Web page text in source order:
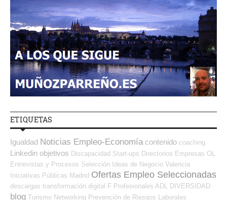
ETIQUETAS
Igualdad Noticias Empleo-Economía contenido coaching
Linkedin objetivos Discapacidad Start-ups Directorios Empresas OL
Entrevistas y Procesos Selección Ideas de Negocio Valencia
Iniciativas Públicas Madrid Ofertas Empleo Seleccionadas
descargas transformación digital F Profesionales ADL DIVERSIDAD
blog Turismo Networking Prevención de Riesgos Laborales